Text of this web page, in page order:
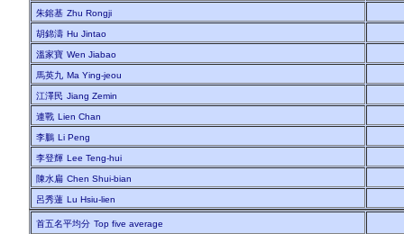
朱鎔基 Zhu Rongji
胡錦濤 Hu Jintao
溫家寶 Wen Jiabao
馬英九 Ma Ying-jeou
江澤民 Jiang Zemin
連戰 Lien Chan
李鵬 Li Peng
李登輝 Lee Teng-hui
陳水扁 Chen Shui-bian
呂秀蓮 Lu Hsiu-lien
首五名平均分 Top five average